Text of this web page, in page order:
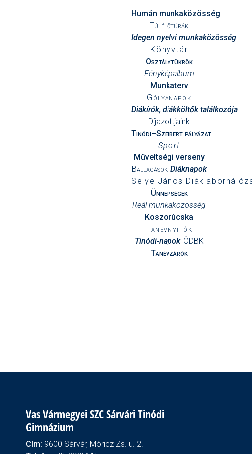
Humán munkaközösség
Túlélőtúrák
Idegen nyelvi munkaközösség
Könyvtár
Osztálytükrök
Fényképalbum
Munkaterv
Gólyanapok
Diákírók, diákköltők találkozója
Díjazottjaink
Tinódi–Szeibert pályázat
Sport
Műveltségi verseny
Ballagások Diáknapok
Selye János
Ünnepségek
Reál munkaközösség
Koszorúcska
Tanévnyitók
Tinódi-napok ÖDBK
Tanévzárók
Vas Vármegyei SZC Sárvári Tinódi
Gimnázium
Cím: 9600 Sárvár, Móricz Zs. u. 2.